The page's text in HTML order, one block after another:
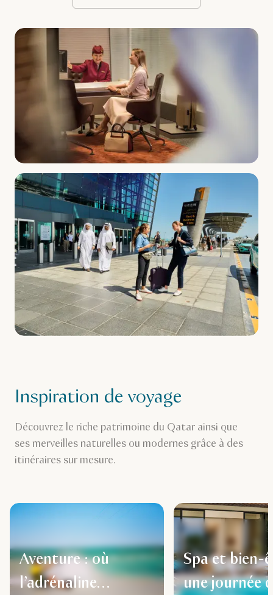
Inspiration de voyage
Découvrez le riche patrimoine du Qatar ainsi que
ses merveilles naturelles ou modernes grâce à des
itinéraires sur mesure.
Aventure : où
l’adrénaline
Spa et bien-
une journée